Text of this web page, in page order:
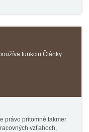
funkciu Články
právo prítomné takmer
vzťahoch,